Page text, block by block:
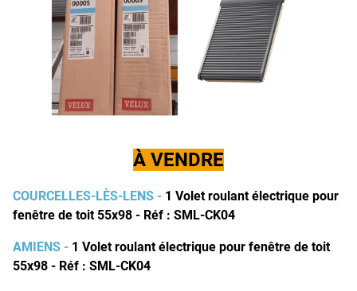
À VENDRE
COURCELLES-LÈS-LENS - 1 Volet roulant électrique pour
fenêtre de toit 55x98 - Réf : SML-CK04
AMIENS - 1 Volet roulant électrique pour fenêtre de toit
55x98 - Réf : SML-CK04